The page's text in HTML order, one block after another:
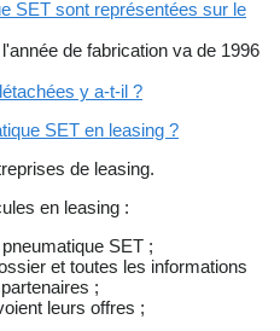
SET sont représentées sur le
de fabrication va de 1996
y a-t-il ?
SET en leasing ?
de leasing.
en leasing :
SET ;
et toutes les informations
;
leurs offres ;